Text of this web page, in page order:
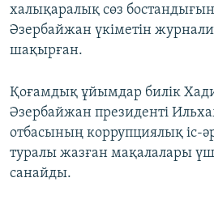
халықаралық сөз
Әзербайжан үкіметін
шақырған.
Қоғамдық ұйымдар билік
Әзербайжан президенті
отбасының коррупциялық іс-
туралы жазған мақалалары
санайды.